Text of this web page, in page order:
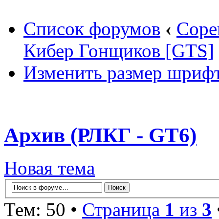
Список форумов ‹
Кибер Гонщиков [GTS]
Изменить размер
Архив (РЛКГ - GT6)
Новая тема
Тем: 50 • Страница 1 из 3